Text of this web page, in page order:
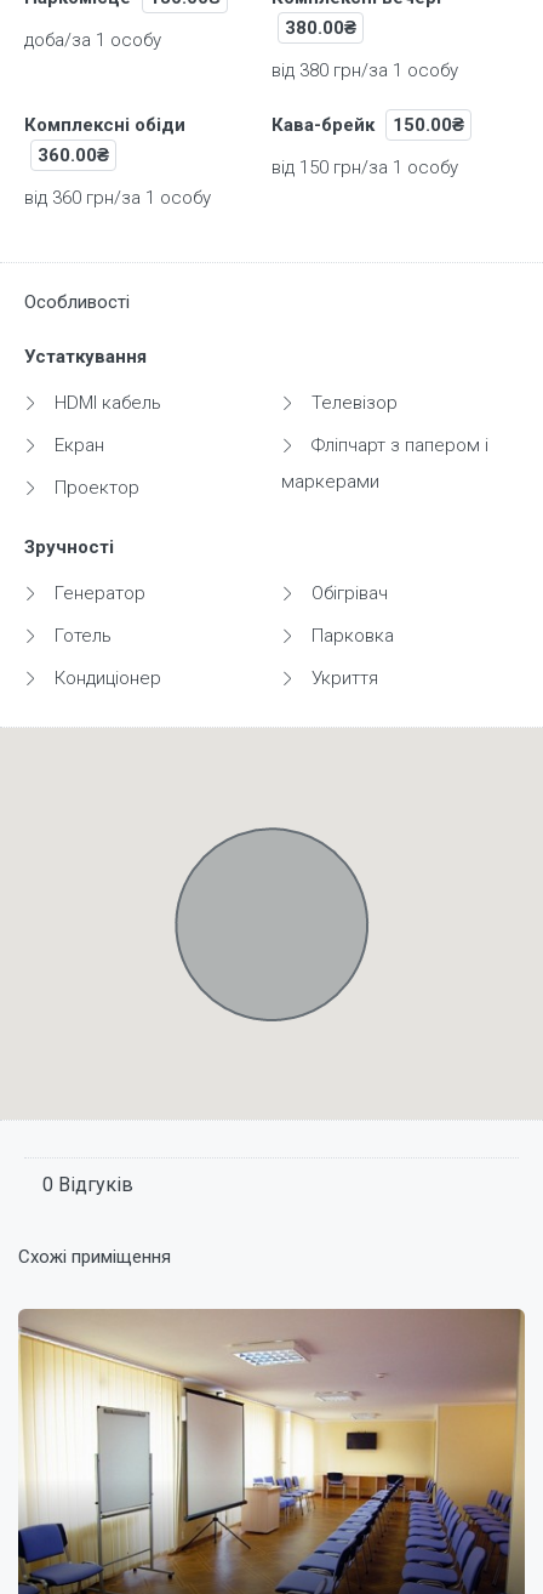
доба/за 1 особу
380.00₴
від 380 грн/за 1 особу
Комплексні обіди
360.00₴
від 360 грн/за 1 особу
Кава-брейк
150.00₴
від 150 грн/за 1 особу
Особливості
Устаткування
HDMI кабель
Екран
Проектор
Телевізор
Фліпчарт з папером і
маркерами
Зручності
Генератор
Готель
Кондиціонер
Обігрівач
Парковка
Укриття
0 Відгуків
Схожі приміщення